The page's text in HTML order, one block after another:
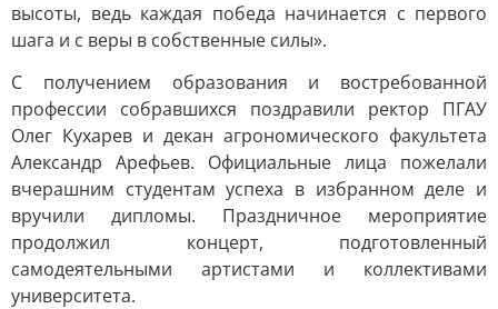
высоты, ведь каждая победа начинается с первого
шага и с веры в собственные силы».
С получением образования и востребованной
профессии собравшихся поздравили ректор ПГАУ
Олег Кухарев и декан агрономического факультета
Александр Арефьев. Официальные лица пожелали
вчерашним студентам успеха в избранном деле и
вручили дипломы. Праздничное мероприятие
продолжил концерт, подготовленный
самодеятельными артистами и коллективами
университета.